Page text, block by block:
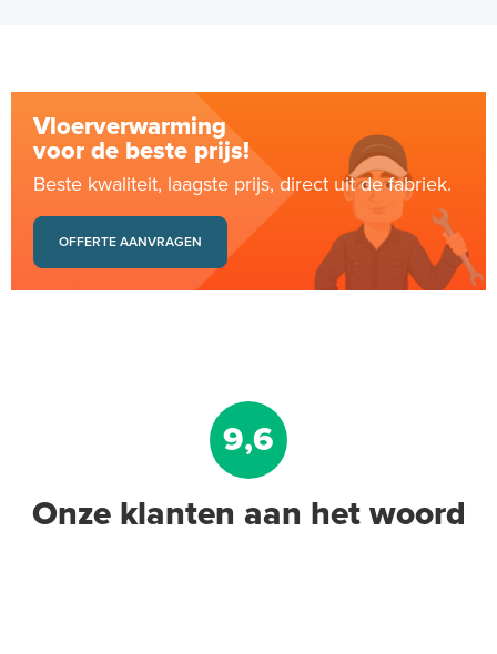
Vloerverwarming
voor de beste prijs!
Beste kwaliteit, laagste prijs, direct uit de fabriek.
OFFERTE AANVRAGEN
9,6
Onze klanten aan het woord